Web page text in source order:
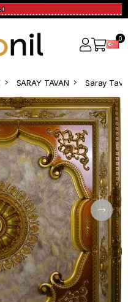
0
SARAY TAVAN Saray